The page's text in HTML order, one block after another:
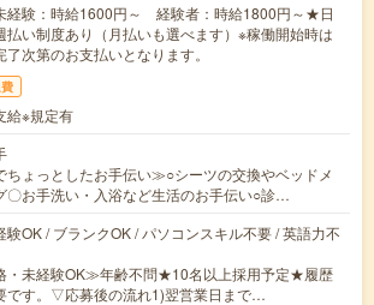
経験：時給1600円～ 経験者：時給1800円～★日
払い制度あり（月払いも選べます）※稼働開始時は
了次第のお支払いとなります。
給※規定有
ょっとしたお手伝い≫○シーツの交換やベッドメ
〇お手洗い・入浴など生活のお手伝い○診…
験OK / ブランクOK / パソコンスキル不要 / 英語力不
・未経験OK≫年齢不問★10名以上採用予定★履歴
です。▽応募後の流れ1)翌営業日まで…